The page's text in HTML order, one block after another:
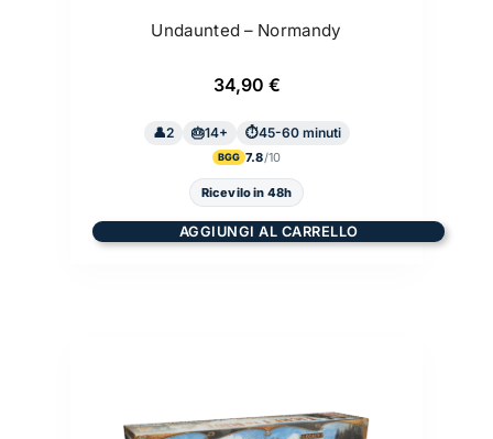
Undaunted – Normandy
34,90 €
2 14+ 45-60 minuti
BGG 7.8
Ricevilo in 48h
AGGIUNGI AL CARRELLO